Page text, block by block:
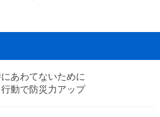
あわてないために
動で防災力アップ